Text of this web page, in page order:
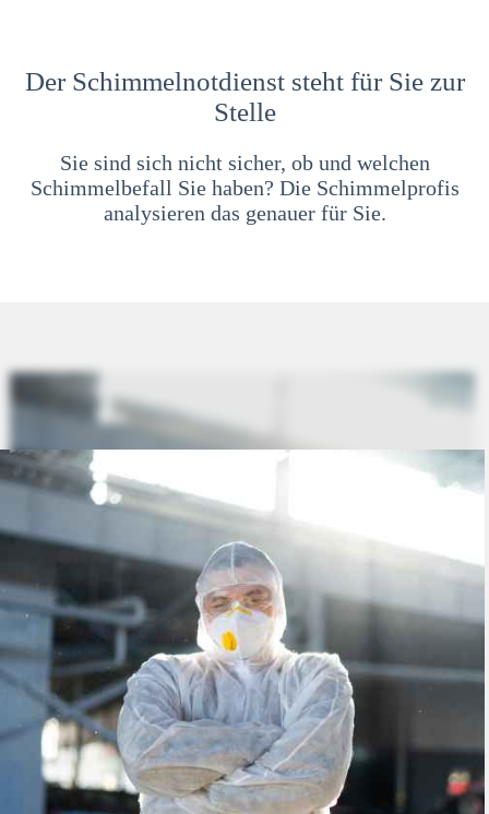
Der Schimmelnotdienst steht für Sie zur
Stelle
Sie sind sich nicht sicher, ob und welchen
Schimmelbefall Sie haben? Die Schimmelprofis
analysieren das genauer für Sie.